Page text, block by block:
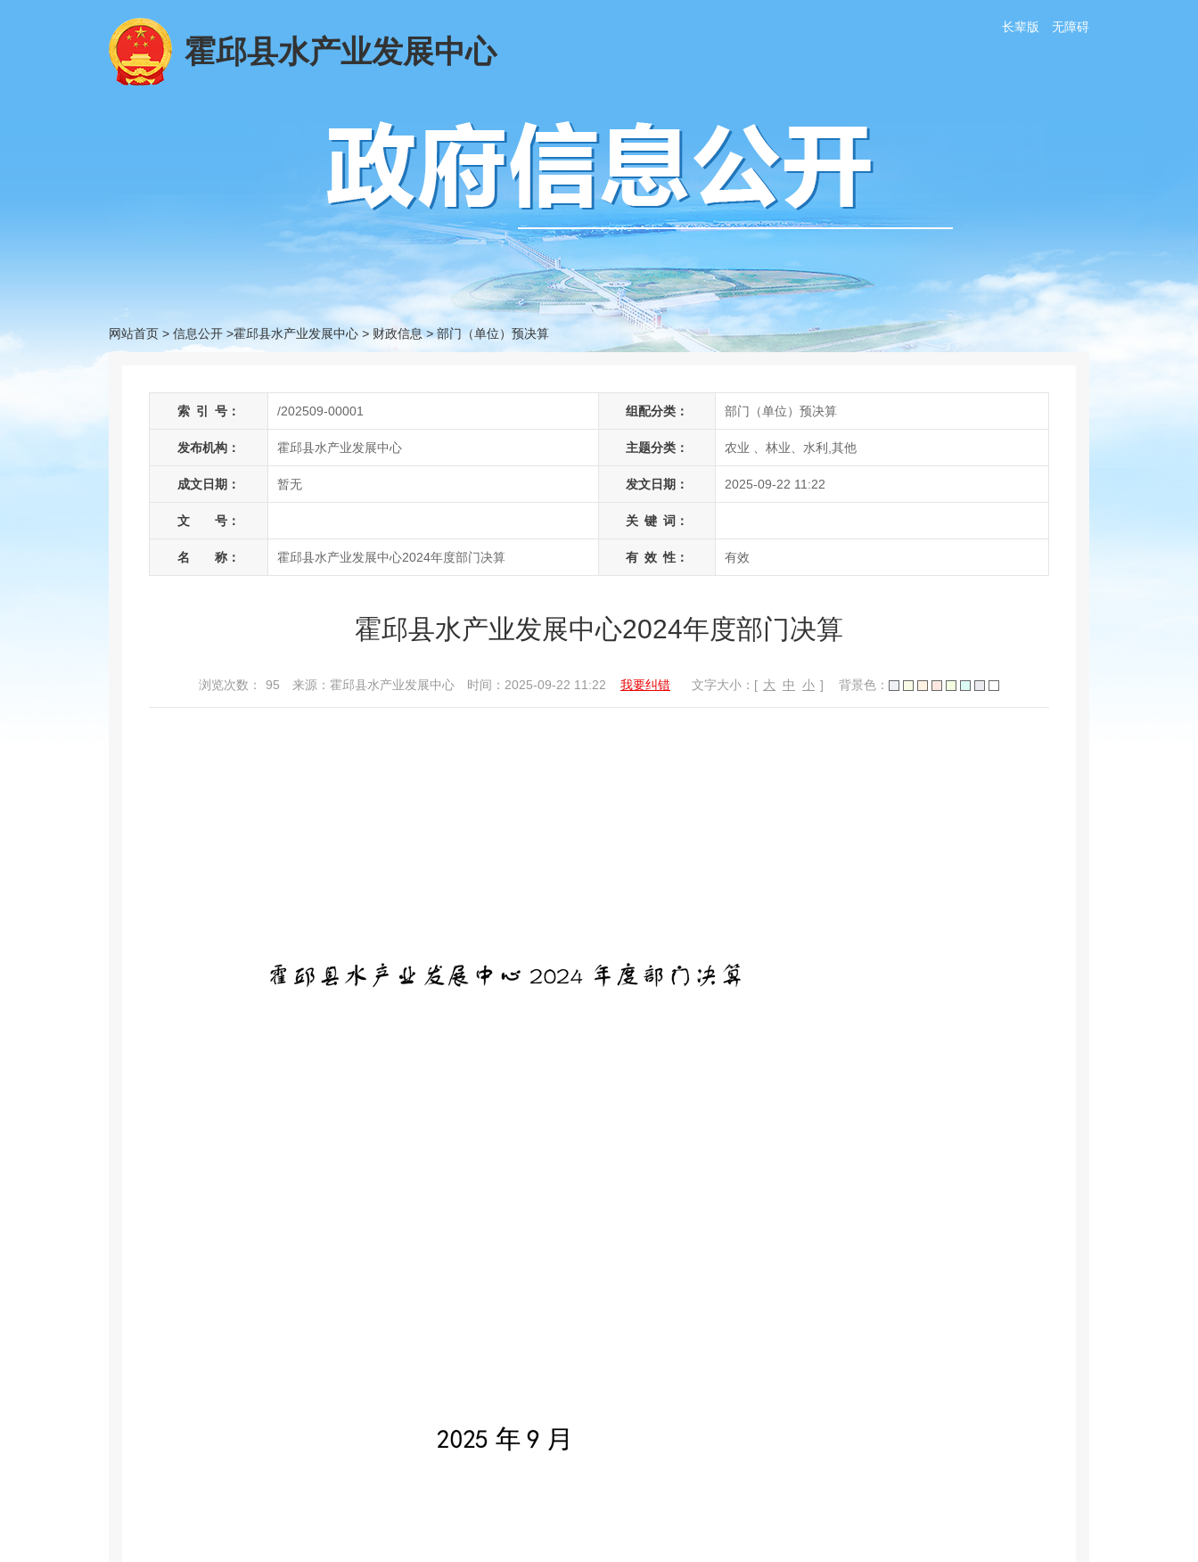
霍邱县水产业发展中心
长辈版 无障碍
网站首页 > 信息公开 >霍邱县水产业发展中心 > 财政信息 > 部门（单位）预决算
索 引 号： /202509-00001 组配分类： 部门（单位）预决算
发布机构： 霍邱县水产业发展中心 主题分类： 农业 、林业、水利,其他
成文日期： 暂无 发文日期： 2025-09-22 11:22
文 号： 关 键 词：
名 称： 霍邱县水产业发展中心2024年度部门决算 有 效 性： 有效
霍邱县水产业发展中心2024年度部门决算
浏览次数： 95 来源：霍邱县水产业发展中心 时间：2025-09-22 11:22 我要纠错 文字大小：[ 大 中 小 ] 背景色：